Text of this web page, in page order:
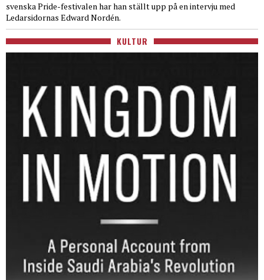
svenska Pride-festivalen har han ställt upp på en intervju med
Ledarsidornas Edward Nordén.
KULTUR